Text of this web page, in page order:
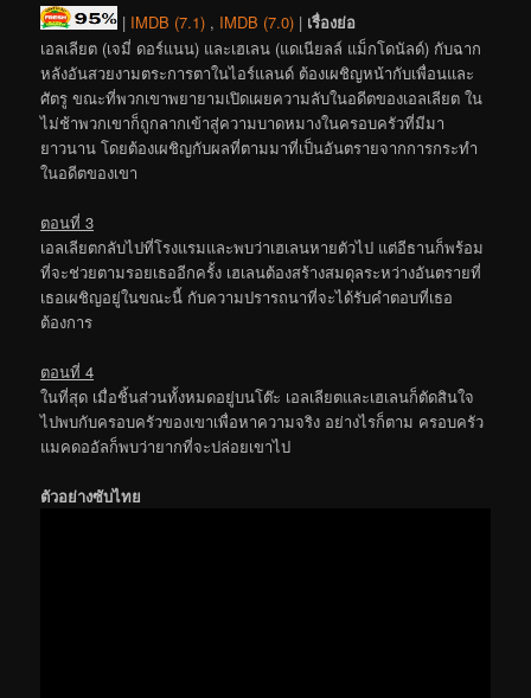
| IMDB (7.1) , IMDB (7.0) | เรื่องย่อ
เอลเลียต (เจมี่ ดอร์แนน) และเฮเลน (แดเนียลล์ แม็กโดนัลด์) กับฉาก
หลังอันสวยงามตระการตาในไอร์แลนด์ ต้องเผชิญหน้ากับเพื่อนและ
ศัตรู ขณะที่พวกเขาพยายามเปิดเผยความลับในอดีตของเอลเลียต ใน
ไม่ช้าพวกเขาก็ถูกลากเข้าสู่ความบาดหมางในครอบครัวที่มีมา
ยาวนาน โดยต้องเผชิญกับผลที่ตามมาที่เป็นอันตรายจากการกระทำ
ในอดีตของเขา
ตอนที่ 3
เอลเลียตกลับไปที่โรงแรมและพบว่าเฮเลนหายตัวไป แต่อีธานก็พร้อม
ที่จะช่วยตามรอยเธออีกครั้ง เฮเลนต้องสร้างสมดุลระหว่างอันตรายที่
เธอเผชิญอยู่ในขณะนี้ กับความปรารถนาที่จะได้รับคำตอบที่เธอ
ต้องการ
ตอนที่ 4
ในที่สุด เมื่อชิ้นส่วนทั้งหมดอยู่บนโต๊ะ เอลเลียตและเฮเลนก็ตัดสินใจ
ไปพบกับครอบครัวของเขาเพื่อหาความจริง อย่างไรก็ตาม ครอบครัว
แมคดออัลก็พบว่ายากที่จะปล่อยเขาไป
ตัวอย่างซับไทย